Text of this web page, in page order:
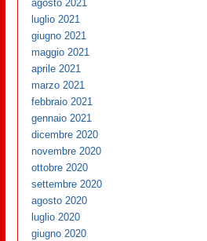
agosto 2021
luglio 2021
giugno 2021
maggio 2021
aprile 2021
marzo 2021
febbraio 2021
gennaio 2021
dicembre 2020
novembre 2020
ottobre 2020
settembre 2020
agosto 2020
luglio 2020
giugno 2020